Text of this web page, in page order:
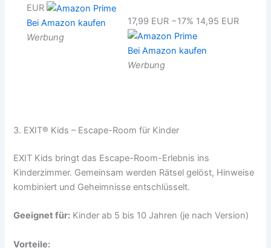
EUR
Bei Amazon kaufen
Werbung
17,99 EUR −17% 14,95 EUR
Bei Amazon kaufen
Werbung
3. EXIT® Kids – Escape-Room für Kinder
EXIT Kids bringt das Escape-Room-Erlebnis ins
Kinderzimmer. Gemeinsam werden Rätsel gelöst, Hinweise
kombiniert und Geheimnisse entschlüsselt.
Geeignet für: Kinder ab 5 bis 10 Jahren (je nach Version)
Vorteile: